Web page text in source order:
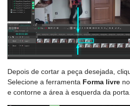
Depois de cortar a peça desejada,
Selecione a ferramenta Forma livre
e contorne a área à esquerda da porta.